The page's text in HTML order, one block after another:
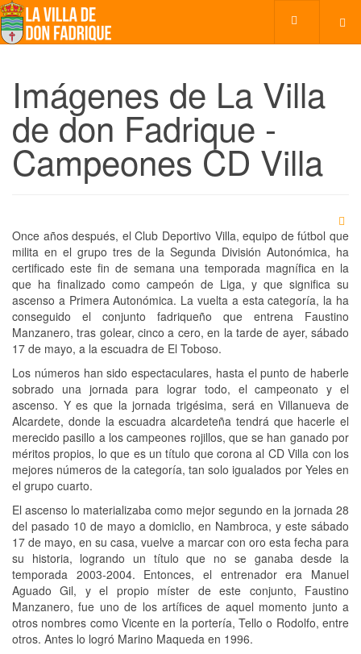
Imágenes de La Villa
de don Fadrique -
Campeones CD Villa
Once años después, el Club Deportivo Villa, equipo de fútbol que
milita en el grupo tres de la Segunda División Autonómica, ha
certificado este fin de semana una temporada magnífica en la
que ha finalizado como campeón de Liga, y que significa su
ascenso a Primera Autonómica. La vuelta a esta categoría, la ha
conseguido el conjunto fadriqueño que entrena Faustino
Manzanero, tras golear, cinco a cero, en la tarde de ayer, sábado
17 de mayo, a la escuadra de El Toboso.
Los números han sido espectaculares, hasta el punto de haberle
sobrado una jornada para lograr todo, el campeonato y el
ascenso. Y es que la jornada trigésima, será en Villanueva de
Alcardete, donde la escuadra alcardeteña tendrá que hacerle el
merecido pasillo a los campeones rojillos, que se han ganado por
méritos propios, lo que es un título que corona al CD Villa con los
mejores números de la categoría, tan solo igualados por Yeles en
el grupo cuarto.
El ascenso lo materializaba como mejor segundo en la jornada 28
del pasado 10 de mayo a domiclio, en Nambroca, y este sábado
17 de mayo, en su casa, vuelve a marcar con oro esta fecha para
su historia, logrando un título que no se ganaba desde la
temporada 2003-2004. Entonces, el entrenador era Manuel
Aguado Gil, y el propio míster de este conjunto, Faustino
Manzanero, fue uno de los artífices de aquel momento junto a
otros nombres como Vicente en la portería, Tello o Rodolfo, entre
otros. Antes lo logró Marino Maqueda en 1996.